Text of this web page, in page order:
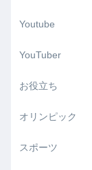
Youtube
YouTuber
お役立ち
オリンピック
スポーツ